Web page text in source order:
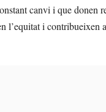
canvi i que donen
i contribueixen